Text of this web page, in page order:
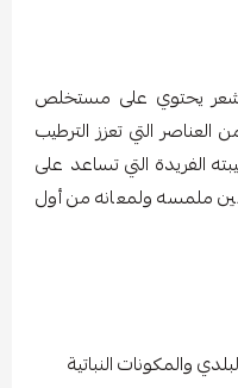
يحتوي على مستخلص
التي تعزز الترطيب
الفريدة التي تساعد على
ملمسه ولمعانه من أول
والمكونات النباتية